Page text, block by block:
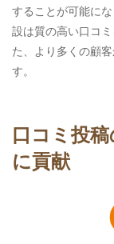
することが可能に
設は質の高い口コ
た、より多くの顧
す。
口コミ投
に貢献